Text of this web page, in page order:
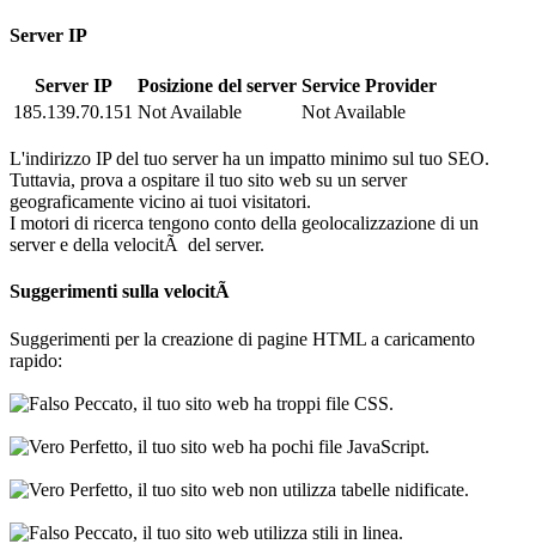
Server IP
Server IP Posizione del server Service Provider
185.139.70.151 Not Available Not Available
L'indirizzo IP del tuo server ha un impatto minimo sul tuo SEO.
Tuttavia, prova a ospitare il tuo sito web su un server
geograficamente vicino ai tuoi visitatori.
I motori di ricerca tengono conto della geolocalizzazione di un
server e della velocitÃ del server.
Suggerimenti sulla velocitÃ
Suggerimenti per la creazione di pagine HTML a caricamento
rapido:
Peccato, il tuo sito web ha troppi file CSS.
Perfetto, il tuo sito web ha pochi file JavaScript.
Perfetto, il tuo sito web non utilizza tabelle nidificate.
Peccato, il tuo sito web utilizza stili in linea.